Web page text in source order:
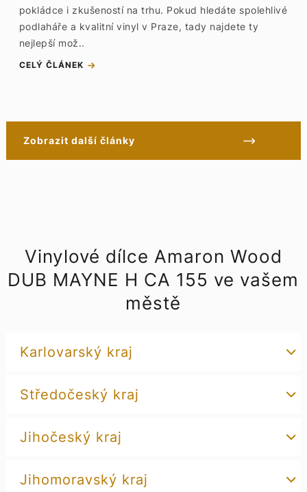
pokládce i zkušeností na trhu. Pokud hledáte spolehlivé
podlaháře a kvalitní vinyl v Praze, tady najdete ty
nejlepší mož..
CELÝ ČLÁNEK
Zobrazit další články
Vinylové dílce Amaron Wood
DUB MAYNE H CA 155 ve vašem
městě
Karlovarský kraj
Středočeský kraj
Jihočeský kraj
Jihomoravský kraj